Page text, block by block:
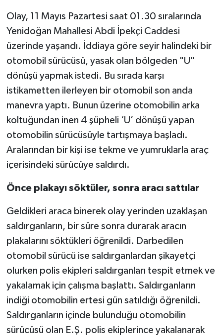
Olay, 11 Mayıs Pazartesi saat 01.30 sıralarında
Yenidoğan Mahallesi Abdi İpekçi Caddesi
üzerinde yaşandı. İddiaya göre seyir halindeki bir
otomobil sürücüsü, yasak olan bölgeden "U"
dönüşü yapmak istedi. Bu sırada karşı
istikametten ilerleyen bir otomobil son anda
manevra yaptı. Bunun üzerine otomobilin arka
koltuğundan inen 4 şüpheli ‘U’ dönüşü yapan
otomobilin sürücüsüyle tartışmaya başladı.
Aralarından bir kişi ise tekme ve yumruklarla araç
içerisindeki sürücüye saldırdı.
Önce plakayı söktüler, sonra aracı sattılar
Geldikleri araca binerek olay yerinden uzaklaşan
saldırganların, bir süre sonra durarak aracın
plakalarını söktükleri öğrenildi. Darbedilen
otomobil sürücü ise saldırganlardan şikayetçi
olurken polis ekipleri saldırganları tespit etmek ve
yakalamak için çalışma başlattı. Saldırganların
indiği otomobilin ertesi gün satıldığı öğrenildi.
Saldırganların içinde bulunduğu otomobilin
sürücüsü olan E.Ş. polis ekiplerince yakalanarak